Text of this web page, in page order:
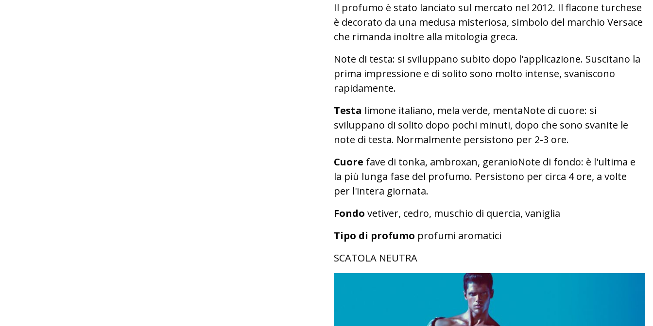
Il profumo è stato lanciato sul mercato nel 2012. Il flacone turchese
è decorato da una medusa misteriosa, simbolo del marchio Versace
che rimanda inoltre alla mitologia greca.
Note di testa: si sviluppano subito dopo l'applicazione. Suscitano la
prima impressione e di solito sono molto intense, svaniscono
rapidamente.
Testa limone italiano, mela verde, mentaNote di cuore: si
sviluppano di solito dopo pochi minuti, dopo che sono svanite le
note di testa. Normalmente persistono per 2-3 ore.
Cuore fave di tonka, ambroxan, geranioNote di fondo: è l'ultima e
la più lunga fase del profumo. Persistono per circa 4 ore, a volte
per l'intera giornata.
Fondo vetiver, cedro, muschio di quercia, vaniglia
Tipo di profumo profumi aromatici
SCATOLA NEUTRA